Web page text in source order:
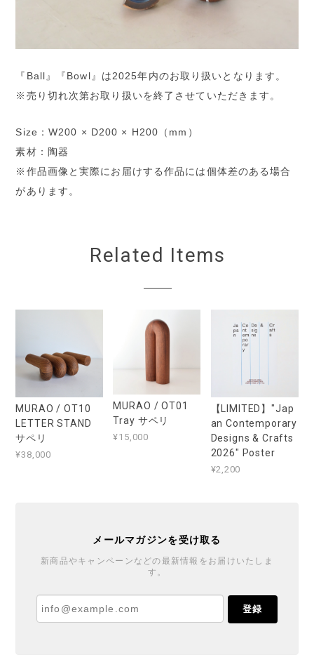
『Ball』『Bowl』は2025年内のお取り扱いとなります。
※売り切れ次第お取り扱いを終了させていただきます。
Size：W200 × D200 × H200（mm）
素材：陶器
※作品画像と実際にお届けする作品には個体差のある場合
があります。
Related Items
MURAO / OT10
LETTER STAND
サペリ
¥38,000
MURAO / OT01
Tray サペリ
¥15,000
【LIMITED】"Jap
an Contemporary
Designs & Crafts
2026" Poster
¥2,200
メールマガジンを受け取る
新商品やキャンペーンなどの最新情報をお届けいたしま
す。
登録